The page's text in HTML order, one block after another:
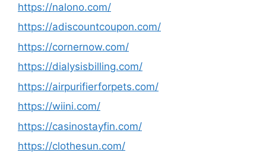
https://nalono.com/
https://adiscountcoupon.com/
https://cornernow.com/
https://dialysisbilling.com/
https://airpurifierforpets.com/
https://wiini.com/
https://casinostayfin.com/
https://clothesun.com/